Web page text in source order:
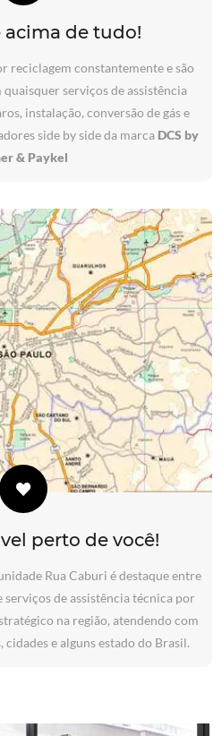
de tudo!
reciclagem constantemente e são
serviços de assistência
instalação, conversão de gás e
side by side da marca DCS by
& Paykel
perto de você!
Rua Caburi é destaque entre
serviços de assistência técnica por
na região, atendendo com
e alguns estado do Brasil.